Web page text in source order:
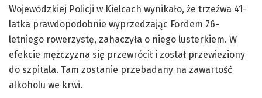
Wojewódzkiej Policji w Kielcach wynikało, że trzeźwa 41-
latka prawdopodobnie wyprzedzając Fordem 76-
letniego rowerzystę, zahaczyła o niego lusterkiem. W
efekcie mężczyzna się przewrócił i został przewieziony
do szpitala. Tam zostanie przebadany na zawartość
alkoholu we krwi.